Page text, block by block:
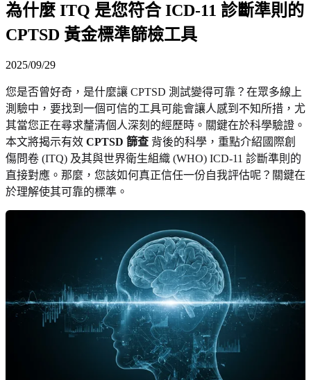
為什麼 ITQ 是您符合 ICD-11 診斷準則的
CPTSD 黃金標準篩檢工具
2025/09/29
您是否曾好奇，是什麼讓 CPTSD 測試變得可靠？在眾多線上
測驗中，要找到一個可信的工具可能會讓人感到不知所措，尤
其當您正在尋求釐清個人深刻的經歷時。關鍵在於科學驗證。
本文將揭示有效 CPTSD 篩查 背後的科學，重點介紹國際創
傷問卷 (ITQ) 及其與世界衛生組織 (WHO) ICD-11 診斷準則的
直接對應。那麼，您該如何真正信任一份自我評估呢？關鍵在
於理解使其可靠的標準。